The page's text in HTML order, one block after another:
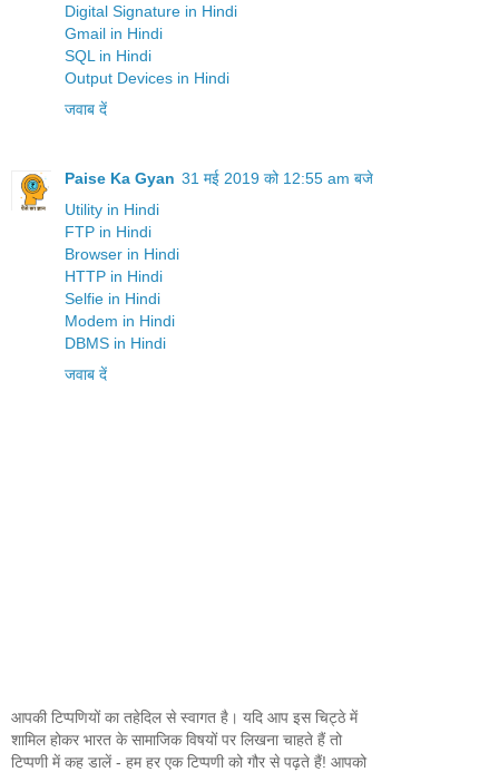
Digital Signature in Hindi
Gmail in Hindi
SQL in Hindi
Output Devices in Hindi
जवाब दें
Paise Ka Gyan 31 मई 2019 को 12:55 am बजे
Utility in Hindi
FTP in Hindi
Browser in Hindi
HTTP in Hindi
Selfie in Hindi
Modem in Hindi
DBMS in Hindi
जवाब दें
आपकी टिप्पणियों का तहेदिल से स्वागत है। यदि आप इस चिट्ठे में
शामिल होकर भारत के सामाजिक विषयों पर लिखना चाहते हैं तो
टिप्पणी में कह डालें - हम हर एक टिप्पणी को गौर से पढ़ते हैं! आपको